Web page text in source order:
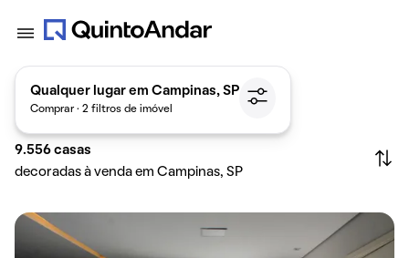
Qualquer lugar em Campinas, SP
Comprar · 2 filtros de imóvel
9.556 casas
decoradas à venda em Campinas, SP